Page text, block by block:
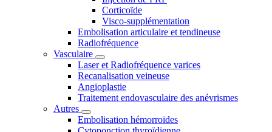
Corticoïde
Visco-supplémentation
Embolisation articulaire et tendineuse
Radiofréquence
Vasculaire
Laser et Radiofréquence varices
Recanalisation veineuse
Angioplastie
Traitement endovasculaire des anévrismes
Autres
Embolisation hémorroïdes